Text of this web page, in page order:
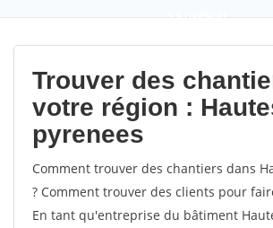
9,5(100%)81
votes
Trouver des
votre région :
pyrenees
Comment trouver des chantiers dans
? Comment trouver des clients pour
En tant qu'entreprise du bâtiment